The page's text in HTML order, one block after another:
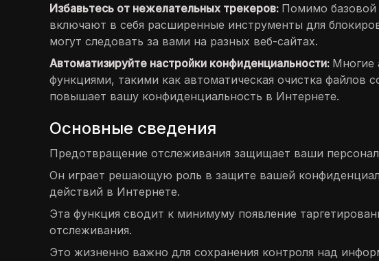
Избавьтесь от нежелательных трекеров: Помимо базовой
включают в себя расширенные инструменты для
могут следовать за вами на разных веб-сайтах.
Автоматизируйте настройки конфиденциальности: Многие
функциями, такими как автоматическая очистка файлов
повышает вашу конфиденциальность в Интернете.
Основные сведения
Предотвращение отслеживания защищает ваши
Он играет решающую роль в защите вашей
действий в Интернете.
Эта функция сводит к минимуму появление
отслеживания.
Это жизненно важно для сохранения контроля над